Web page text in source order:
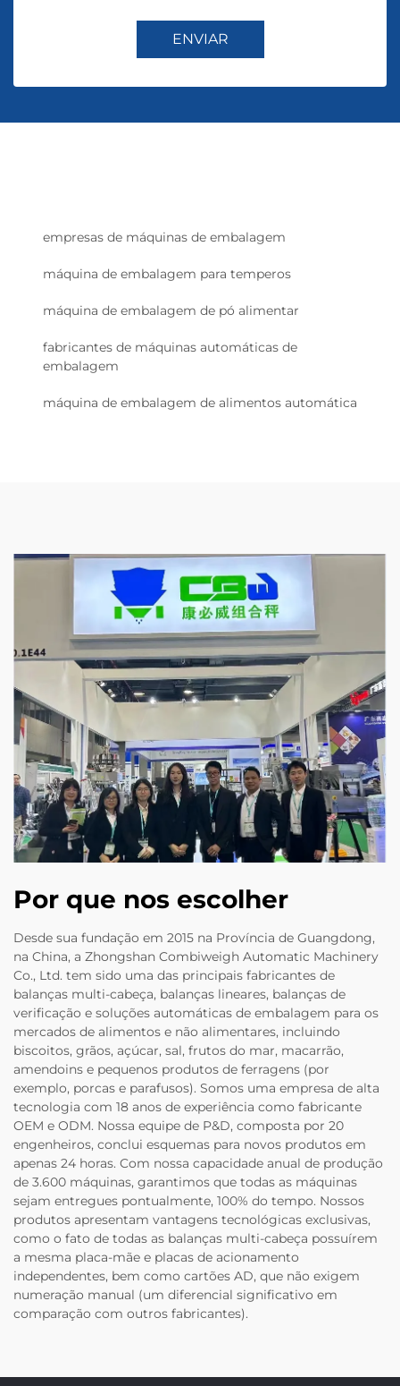
ENVIAR
empresas de máquinas de embalagem
máquina de embalagem para temperos
máquina de embalagem de pó alimentar
fabricantes de máquinas automáticas de
embalagem
máquina de embalagem de alimentos automática
Por que nos escolher
Desde sua fundação em 2015 na Província de Guangdong,
na China, a Zhongshan Combiweigh Automatic Machinery
Co., Ltd. tem sido uma das principais fabricantes de
balanças multi-cabeça, balanças lineares, balanças de
verificação e soluções automáticas de embalagem para os
mercados de alimentos e não alimentares, incluindo
biscoitos, grãos, açúcar, sal, frutos do mar, macarrão,
amendoins e pequenos produtos de ferragens (por
exemplo, porcas e parafusos). Somos uma empresa de alta
tecnologia com 18 anos de experiência como fabricante
OEM e ODM. Nossa equipe de P&D, composta por 20
engenheiros, conclui esquemas para novos produtos em
apenas 24 horas. Com nossa capacidade anual de produção
de 3.600 máquinas, garantimos que todas as máquinas
sejam entregues pontualmente, 100% do tempo. Nossos
produtos apresentam vantagens tecnológicas exclusivas,
como o fato de todas as balanças multi-cabeça possuírem
a mesma placa-mãe e placas de acionamento
independentes, bem como cartões AD, que não exigem
numeração manual (um diferencial significativo em
comparação com outros fabricantes).